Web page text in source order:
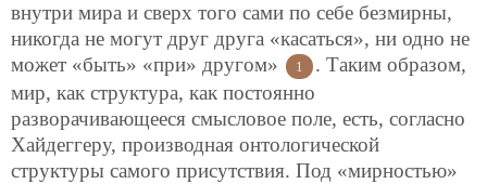
внутри мира и сверх того сами по себе безмирны,
никогда не могут друг друга «касаться», ни одно не
может «быть» «при» другом»
1
. Таким образом,
мир, как структура, как постоянно
разворачивающееся смысловое поле, есть, согласно
Хайдеггеру, производная онтологической
структуры самого присутствия. Под «мирностью»